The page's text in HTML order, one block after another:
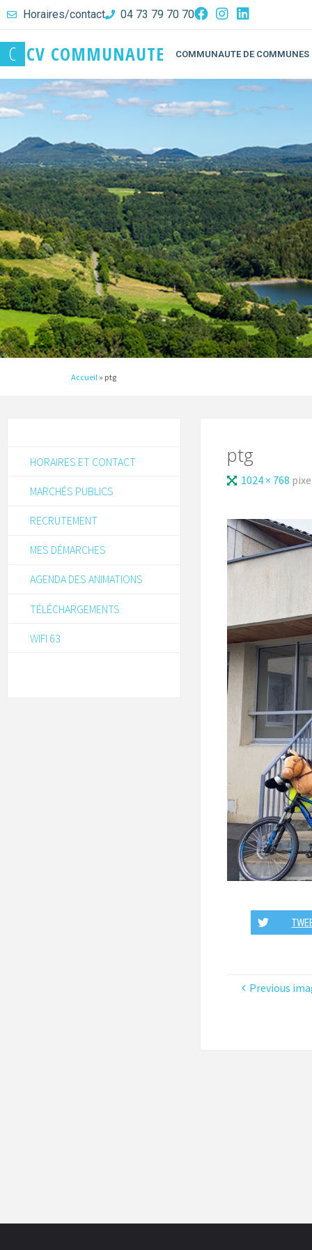
Horaires/contact 04 73 79 70 70
C CV COMMUNAUTE COMMUNAUTE DE COMMUNES
Accueil » ptg
ptg
1024 × 768
Previous
HORAIRES ET CONTACT
MARCHÉS PUBLICS
RECRUTEMENT
MES DÉMARCHES
AGENDA DES ANIMATIONS
TÉLÉCHARGEMENTS
WIFI 63